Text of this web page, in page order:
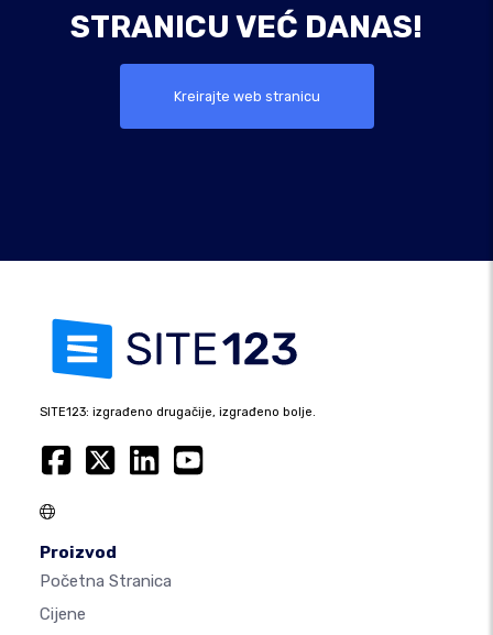
STRANICU VEĆ DANAS!
Kreirajte web stranicu
SITE123: izgrađeno drugačije, izgrađeno bolje.
Proizvod
Početna Stranica
Cijene